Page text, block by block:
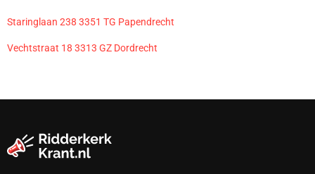
Staringlaan 238 3351 TG Papendrecht
Vechtstraat 18 3313 GZ Dordrecht